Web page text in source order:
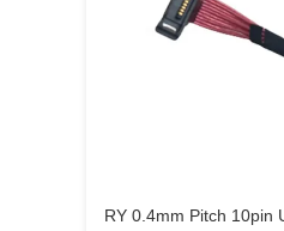
RY 0.4mm Pitch 10pin